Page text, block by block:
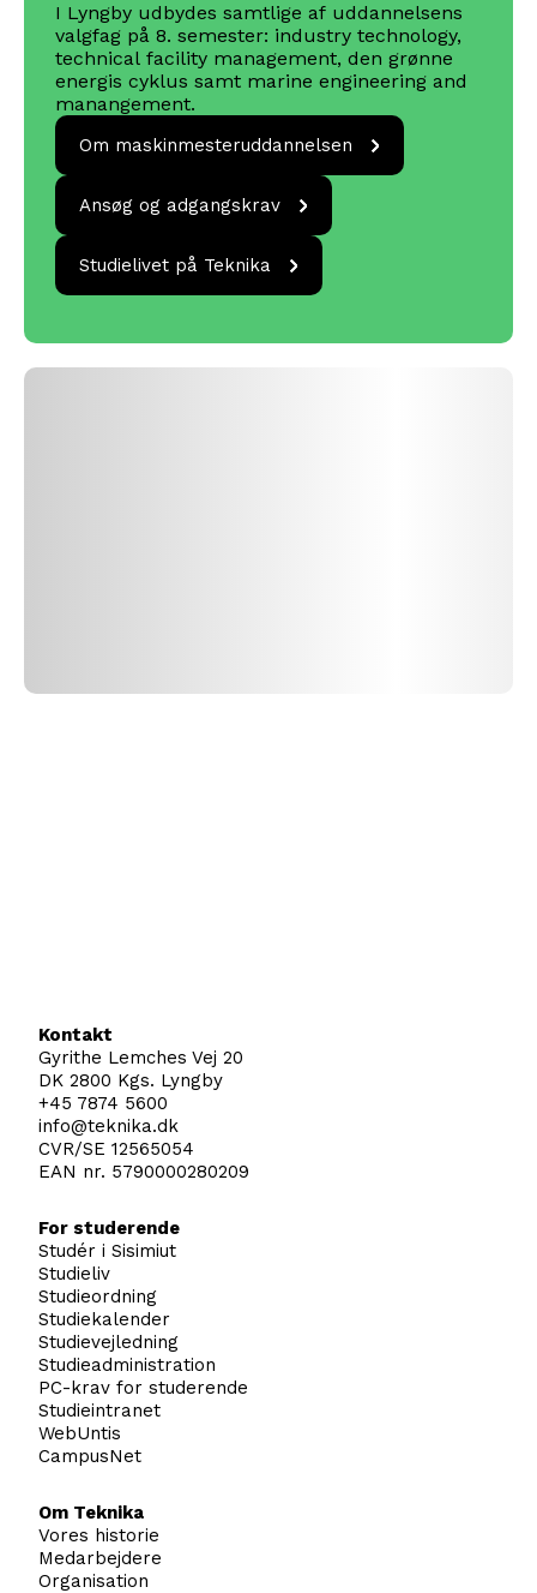
I Lyngby udbydes samtlige af uddannelsens
valgfag på 8. semester: industry technology,
technical facility management, den grønne
energis cyklus samt marine engineering and
manangement.
Om maskinmesteruddannelsen
maskinmesteruddannelsen
Ansøg og adgangskrav
Ansøg og
adgangskrav
Studielivet på Teknika
Studielivet på
Teknika
Kontakt
Gyrithe Lemches Vej 20
DK 2800 Kgs. Lyngby
+45 7874 5600
info@teknika.dk
CVR/SE 12565054
EAN nr. 5790000280209
For studerende
Studér i Sisimiut
Studieliv
Studieordning
Studiekalender
Studievejledning
Studieadministration
PC-krav for studerende
Studieintranet
WebUntis
CampusNet
Om Teknika
Vores historie
Medarbejdere
Organisation